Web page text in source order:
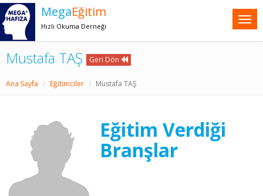
MegaEğitim
Hızlı Okuma Derneği
Mustafa TAŞ Geri Dön
Ana Sayfa Eğitimciler Mustafa TAŞ
Eğitim Verdiği
Branşlar